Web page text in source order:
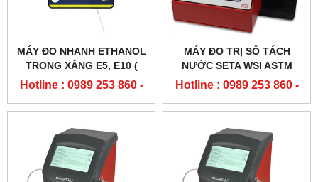
MÁY ĐO NHANH ETHANOL
TRONG XĂNG E5, E10 (
SA7500)
Hotline : 0989 253 860 -
0904 84 02 08
MÁY ĐO TRỊ SỐ TÁCH
NƯỚC SETA WSI ASTM
D8073
Hotline : 0989 253 860 -
0904 84 02 08